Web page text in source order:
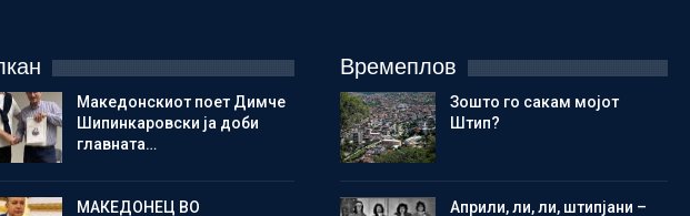
Македонскиот поет Димче
Шипинкаровски ја доби
главната…
МАКЕДОНЕЦ ВО
Времеплов
Зошто го сакам мојот
Штип?
Aприли, ли, ли, штипјани –